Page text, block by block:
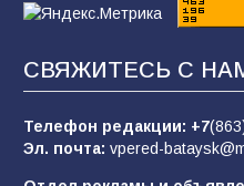
Батайчане вышли в
конкурса «Большая
62 04.08.2026
СВЯЖИТЕСЬ С
Телефон редакции: +7
Эл. почта: vpered-